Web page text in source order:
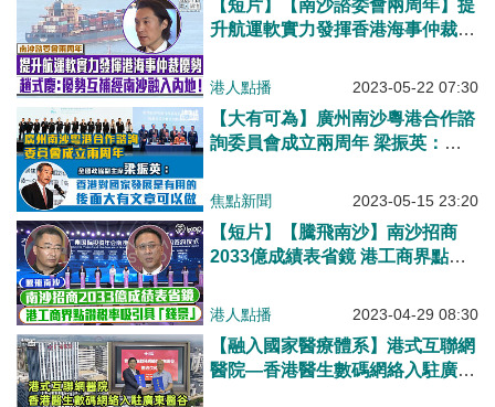
【短片】【南沙諮委會兩周年】提
升航運軟實力發揮香港海事仲裁優
內地！
港人點播 2023-05-22 07:30
【大有可為】廣州南沙粵港合作諮
詢委員會成立兩周年 梁振英：香
夠失去這個時機
焦點新聞 2023-05-15 23:20
【短片】【騰飛南沙】南沙招商
2033億成績表省鏡 港工商界點讚
港人點播 2023-04-29 08:30
【融入國家醫療體系】港式互聯網
醫院—香港醫生數碼網絡入駐廣東